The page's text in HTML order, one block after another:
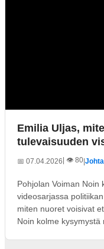
Emilia Uljas,
tulevaisuuden
📅 07.04.2026 | 👁️ 80|
Pohjolan Voiman Noin
videosarjassa
miten nuoret voisivat
Noin kolme kysymystä